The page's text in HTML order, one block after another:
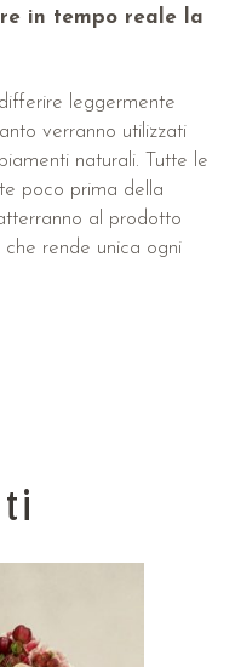
in tempo reale la
leggermente
verranno utilizzati
naturali. Tutte le
poco prima della
al prodotto
rende unica ogni